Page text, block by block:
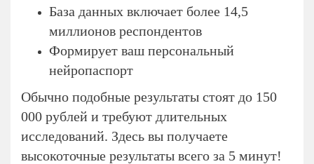
База данных включает более 14,5
миллионов респондентов
Формирует ваш персональный
нейропаспорт
Обычно подобные результаты стоят до 150
000 рублей и требуют длительных
исследований. Здесь вы получаете
высокоточные результаты всего за 5 минут!